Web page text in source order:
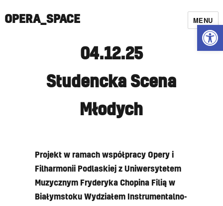
OPERA_SPACE MENU
04.12.25
Studencka Scena
Młodych
Projekt w ramach współpracy Opery i
Filharmonii Podlaskiej z Uniwersytetem
Muzycznym Fryderyka Chopina Filią w
Białymstoku Wydziałem Instrumentalno-